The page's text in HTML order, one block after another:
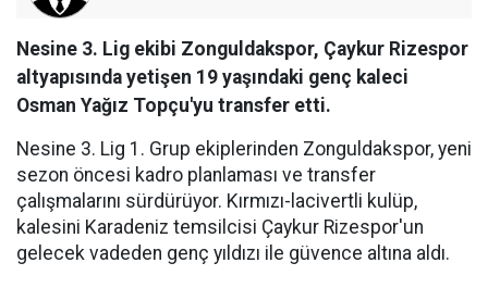
Nesine 3. Lig ekibi Zonguldakspor, Çaykur Rizespor
altyapısında yetişen 19 yaşındaki genç kaleci
Osman Yağız Topçu'yu transfer etti.
Nesine 3. Lig 1. Grup ekiplerinden Zonguldakspor, yeni
sezon öncesi kadro planlaması ve transfer
çalışmalarını sürdürüyor. Kırmızı-lacivertli kulüp,
kalesini Karadeniz temsilcisi Çaykur Rizespor'un
gelecek vadeden genç yıldızı ile güvence altına aldı.